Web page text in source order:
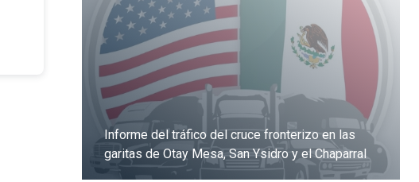
Informe del tráfico del cruce fronterizo en las
garitas de Otay Mesa, San Ysidro y el Chaparral